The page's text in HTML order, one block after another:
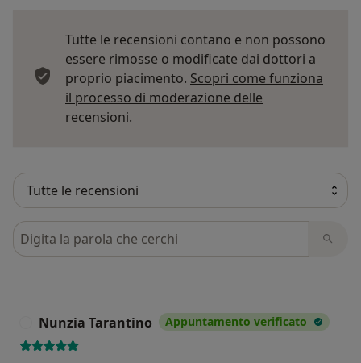
Tutte le recensioni contano e non possono
essere rimosse o modificate dai dottori a
proprio piacimento. Scopri come funziona
il processo di moderazione delle
recensioni.
Cerca nelle recensioni
Nunzia Tarantino Appuntamento verificato